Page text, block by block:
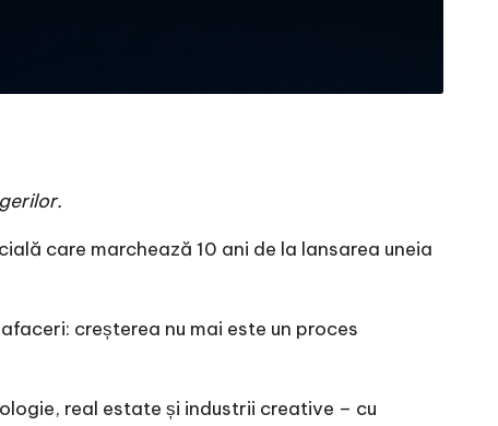
care marchează 10 ani de la lansarea uneia
afaceri: creșterea nu mai este un proces
real estate și industrii creative – cu